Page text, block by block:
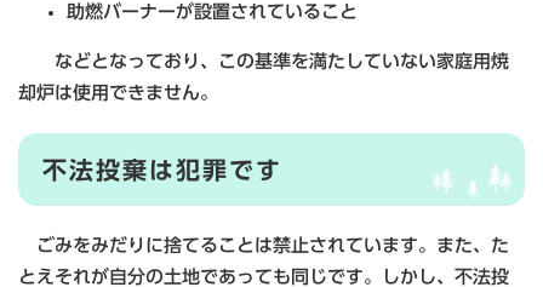
助燃バーナーが設置されていること
などとなっており、この基準を満たしていない家庭用焼
却炉は使用できません。
不法投棄は犯罪です
ごみをみだりに捨てることは禁止されています。また、た
とえそれが自分の土地であっても同じです。しかし、不法投